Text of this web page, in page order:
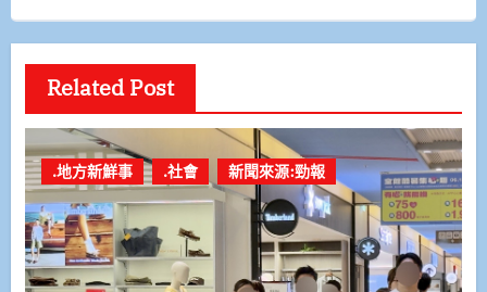
Related Post
.地方新鮮事 .社會 新聞來源:勁報